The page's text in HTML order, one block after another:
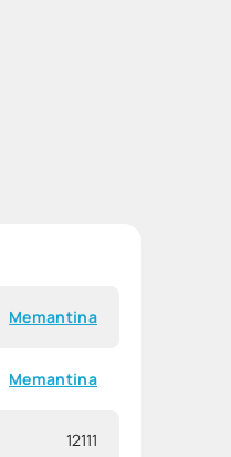
Memantina
Memantina
12111